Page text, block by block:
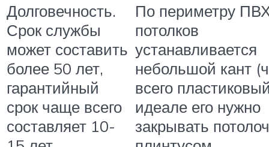
Долговечность.
Срок службы
может составить
более 50 лет,
гарантийный
срок чаще всего
составляет 10-
По периметру
потолков
устанавливается
небольшой кант
всего
идеале его нужно
закрывать